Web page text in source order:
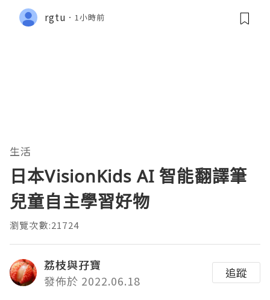
rgtu 1小時前
生活
日本VisionKids AI 智能翻譯筆
兒童自主學習好物
瀏覽次數:21724
荔枝與孖寶
發佈於 2022.06.18
追蹤